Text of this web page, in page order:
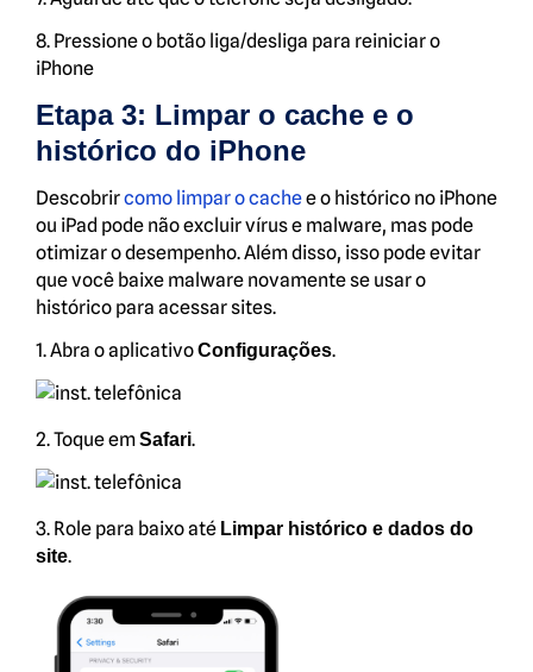
8. Pressione o botão liga/desliga para reiniciar o
iPhone
Etapa 3: Limpar o cache e o
histórico do iPhone
Descobrircomo limpar o cachee o histórico no iPhone
ou iPad pode não excluir vírus e malware, mas pode
otimizar o desempenho. Além disso, isso pode evitar
que você baixe malware novamente se usar o
histórico para acessar sites.
1. Abra o aplicativoConfigurações.
2. Toque emSafari.
3. Role para baixo até Limpar histórico e dados do
site.